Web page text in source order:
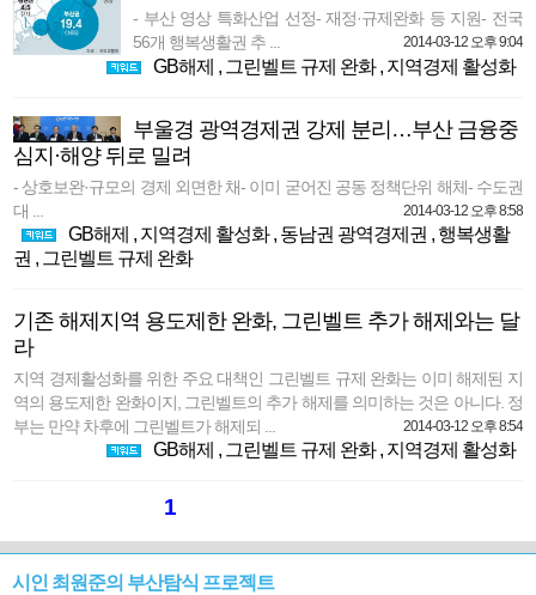
- 부산 영상 특화산업 선정- 재정·규제완화 등 지원- 전국
56개 행복생활권 추 ...
2014-03-12 오후 9:04
GB해제 , 그린벨트 규제 완화, 지역경제 활성화
부울경 광역경제권 강제 분리…부산 금융중
심지·해양 뒤로 밀려
- 상호보완·규모의 경제 외면한 채- 이미 굳어진 공동 정책단위 해체- 수도권
대 ...
2014-03-12 오후 8:58
GB해제 , 지역경제 활성화, 동남권 광역경제권 , 행복생활
권 , 그린벨트 규제 완화
기존 해제지역 용도제한 완화, 그린벨트 추가 해제와는 달
라
지역 경제활성화를 위한 주요 대책인 그린벨트 규제 완화는 이미 해제된 지
역의 용도제한 완화이지, 그린벨트의 추가 해제를 의미하는 것은 아니다. 정
부는 만약 차후에 그린벨트가 해제되 ...
2014-03-12 오후 8:54
GB해제 , 그린벨트 규제 완화, 지역경제 활성화
1
시인 최원준의 부산탐식 프로젝트